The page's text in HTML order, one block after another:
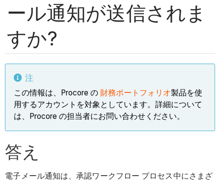
ール通知が送信されま
すか?
注
この情報は、Procore の 財務ポートフォリオ製品を使
用するアカウントを対象としています。詳細について
は、Procore の担当者にお問い合わせください。
答え
電子メール通知は、承認ワークフロー プロセス中にさまざ